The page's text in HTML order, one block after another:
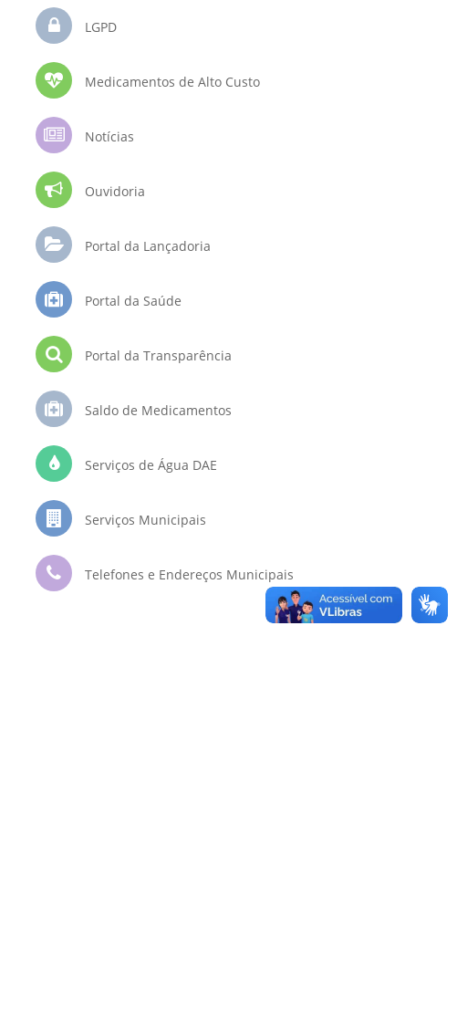
LGPD
Medicamentos de Alto Custo
Notícias
Ouvidoria
Portal da Lançadoria
Portal da Saúde
Portal da Transparência
Saldo de Medicamentos
Serviços de Água DAE
Serviços Municipais
Telefones e Endereços Municipais